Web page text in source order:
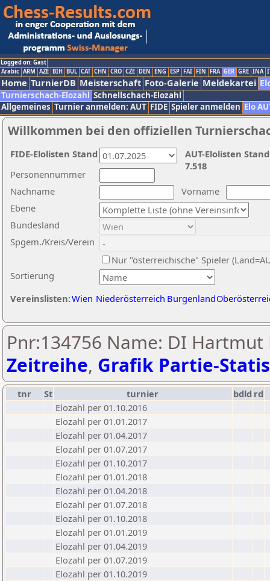
Logged on: Gast
Arabic ARM AZE BIH BUL CAT CHN CRO CZE DEN ENG ESP FAI FIN FRA GER GRE INA
Home TurnierDB Meisterschaft Foto-Galerie Meldekartei
Turnierschach-Elozahl Schnellschach-Elozahl
Allgemeines Turnier anmelden: AUT FIDE Spieler anmelden Elo
Willkommen bei den offiziellen
Nachname
Vorname
Ebene
Sortierung
Personennummer
Bundesland
Spgem./Kreis/Verein
Nur "österreichische" Spieler
Vereinslisten:Wien Niederösterreich Burgenland
AUT-Elolisten
7.518
FIDE-Elolisten Stand
Pnr:134756 Name: DI Hartmut
Zeitreihe, Grafik Partie-
tnr St turnier bdld rd
Elozahl per 01.10.2016
Elozahl per 01.01.2017
Elozahl per 01.04.2017
Elozahl per 01.07.2017
Elozahl per 01.10.2017
Elozahl per 01.01.2018
Elozahl per 01.04.2018
Elozahl per 01.07.2018
Elozahl per 01.10.2018
Elozahl per 01.01.2019
Elozahl per 01.04.2019
Elozahl per 01.07.2019
Elozahl per 01.10.2019